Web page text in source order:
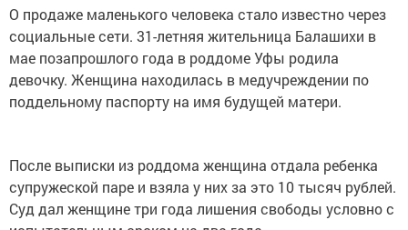
О продаже маленького человека стало известно через
социальные сети. 31-летняя жительница Балашихи в
мае позапрошлого года в роддоме Уфы родила
девочку. Женщина находилась в медучреждении по
поддельному паспорту на имя будущей матери.
После выписки из роддома женщина отдала ребенка
супружеской паре и взяла у них за это 10 тысяч рублей.
Суд дал женщине три года лишения свободы условно с